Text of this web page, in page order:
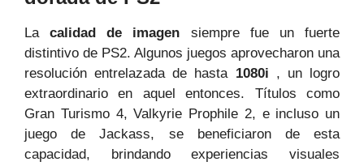
Lacalidad de imagen siempre fue un fuerte
distintivo de PS2. Algunos juegos aprovecharon una
resolución entrelazada de hasta 1080i , un logro
extraordinario en aquel entonces. Títulos como
Gran Turismo 4, Valkyrie Prophile 2, e incluso un
juego de Jackass, se beneficiaron de esta
capacidad, brindando experiencias visuales